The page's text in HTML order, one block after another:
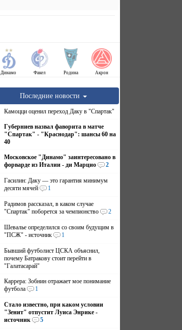
Динамо Факел Родина Акрон
Последние новости
Камоцци оценил переход Даку в "Спартак"
Губерниев назвал фаворита в матче
"Спартак" - "Краснодар": шансы 60 на
40
Московское "Динамо" заинтересовано в
форварде из Италии - ди Марцио
2
Гасилин: Даку — это гарантия минимум
десяти мячей
1
Радимов рассказал, в каком случае
"Спартак" поборется за чемпионство
2
Шевалье определился со своим будущим в
"ПСЖ" - источник
1
Бывший футболист ЦСКА объяснил,
почему Батракову стоит перейти в
"Галатасарай"
Каррера: Зобнин отражает мое понимание
футбола
1
Стало известно, при каком условии
"Зенит" отпустит Луиса Энрике -
источник
5